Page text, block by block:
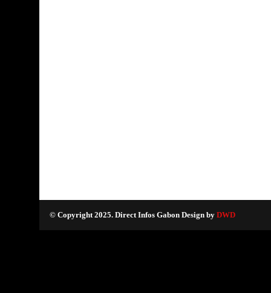
© Copyright 2025. Direct Infos Gabon Design by DWD